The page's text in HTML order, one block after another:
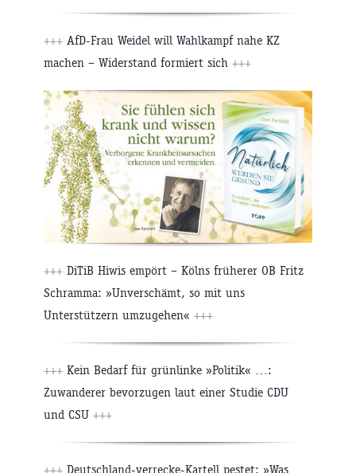
+++ AfD-Frau Weidel will Wahlkampf nahe KZ
machen – Widerstand formiert sich +++
+++ DiTiB Hiwis empört – Kölns früherer OB Fritz
Schramma: »Unverschämt, so mit uns
Unterstützern umzugehen« +++
+++ Kein Bedarf für grünlinke »Politik« …:
Zuwanderer bevorzugen laut einer Studie CDU
und CSU +++
+++ Deutschland-verrecke-Kartell pestet: »Was